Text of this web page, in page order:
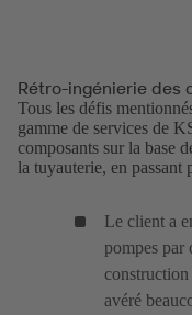
Rétro-ingénierie des
Tous les défis
gamme de services de
composants sur la base
la tuyauterie, en passant
Le client a
pompes par
avéré